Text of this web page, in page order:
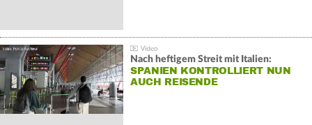
Nach heftigem Streit mit Italien:
SPANIEN KONTROLLIERT NUN
AUCH REISENDE